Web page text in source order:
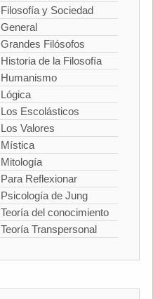
Filosofía y Sociedad
General
Grandes Filósofos
Historia de la Filosofía
Humanismo
Lógica
Los Escolásticos
Los Valores
Mística
Mitología
Para Reflexionar
Psicología de Jung
Teoría del conocimiento
Teoría Transpersonal